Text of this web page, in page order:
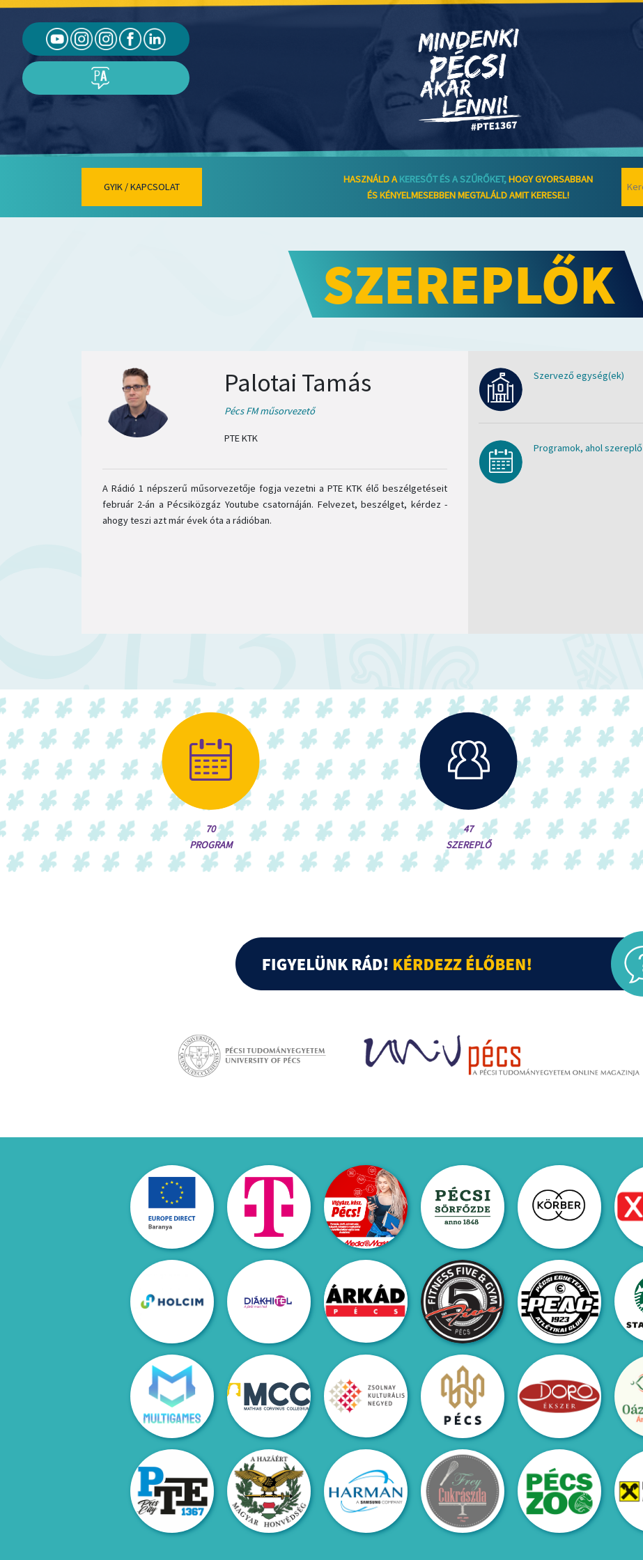
GYIK / KAPCSOLAT
HASZNÁLD A KERESŐT ÉS A SZŰRŐKET,HOGY GYORSABBAN
ÉS KÉNYELMESEBBEN MEGTALÁLD AMIT KERESEL!
SZEREPLŐK
Palotai Tamás
Pécs FM műsorvezető
PTE KTK
A Rádió 1 népszerű műsorvezetője fogja vezetni a PTE KTK élő beszélgetéseit
február 2-án a Pécsiközgáz Youtube csatornáján. Felvezet, beszélget, kérdez -
ahogy teszi azt már évek óta a rádióban.
Szervező egység(ek)
Programok, ahol szereplő
70
PROGRAM
47
SZEREPLŐ